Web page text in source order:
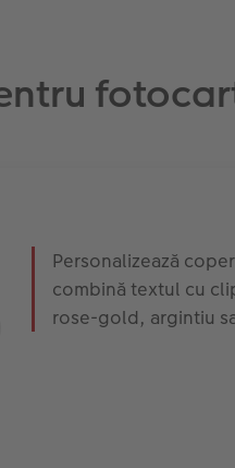
Personalizează
combină textul cu
rose-gold, argintiu